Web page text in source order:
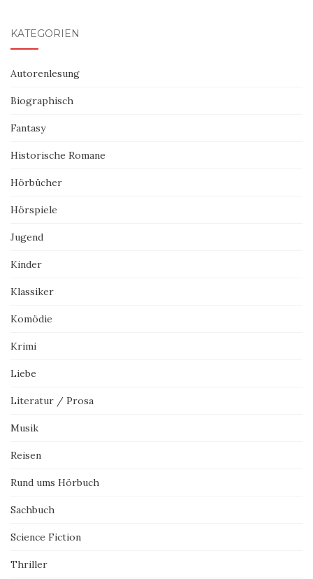
KATEGORIEN
Autorenlesung
Biographisch
Fantasy
Historische Romane
Hörbücher
Hörspiele
Jugend
Kinder
Klassiker
Komödie
Krimi
Liebe
Literatur / Prosa
Musik
Reisen
Rund ums Hörbuch
Sachbuch
Science Fiction
Thriller